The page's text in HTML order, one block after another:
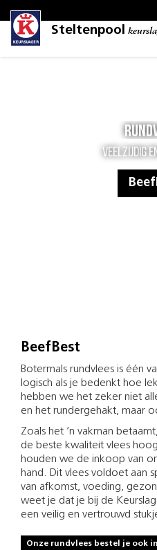
Steltenpool
Veelzijdig en
BeefBest
Botermals rundvlees is één
logisch als je bedenkt hoe
hebben we het zeker niet
en het rundergehakt, maar
Zoals het ’n vakman
de beste kwaliteit vlees
houden we de inkoop van
hand. Dit vlees voldoet aan
van afkomst, voeding,
weet je dat je bij de
een veilig en vertrouwd
Onze rundvlees bestel je ook